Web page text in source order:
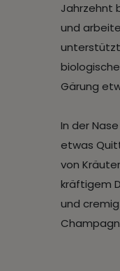
Jahrzehnt
und
unterstützt
Gärung
In der
etwas
von
kräftigem
und